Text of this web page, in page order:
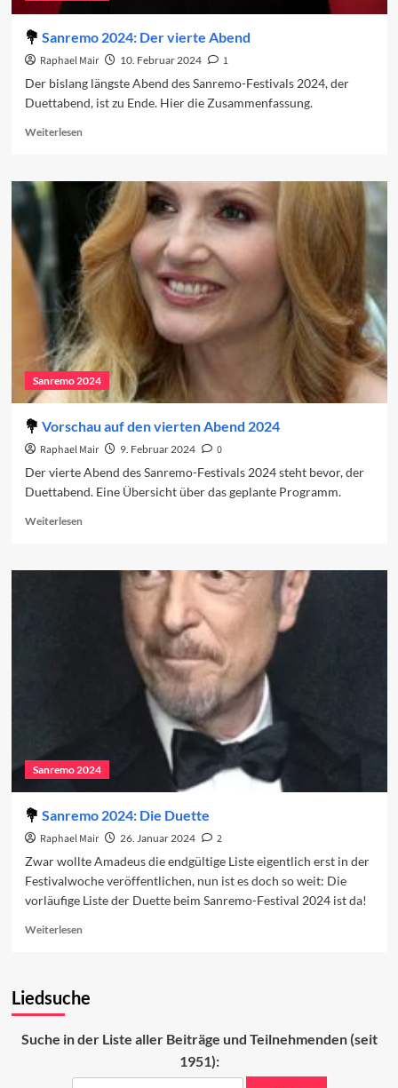
Sanremo 2024: Der vierte Abend
Raphael Mair 10. Februar 2024
1
Der bislang längste Abend des Sanremo-Festivals 2024, der
Duettabend, ist zu Ende. Hier die Zusammenfassung.
WeiterlesenRead
Sanremo
2024:
Der
vierte
Abend
Sanremo 2024
Vorschau auf den vierten Abend 2024
Raphael Mair 9. Februar 2024
0
Der vierte Abend des Sanremo-Festivals 2024 steht bevor, der
Duettabend. Eine Übersicht über das geplante Programm.
WeiterlesenRead
Vorschau
Sanremo 2024
Sanremo 2024: Die Duette
Raphael Mair 26. Januar 2024
2
Zwar wollte Amadeus die endgültige Liste eigentlich erst in der
Festivalwoche veröffentlichen, nun ist es doch so weit: Die
vorläufige Liste der Duette beim Sanremo-Festival 2024 ist da!
WeiterlesenRead
2024:
Liedsuche
Suche in der Liste aller Beiträge und Teilnehmenden (seit
1951):